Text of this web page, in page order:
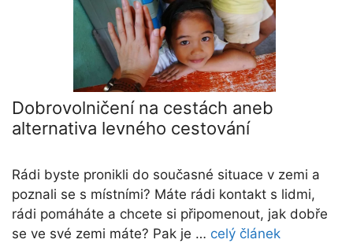
Dobrovolničení na cestách aneb
alternativa levného cestování
Rádi byste pronikli do současné situace v zemi a
poznali se s místními? Máte rádi kontakt s lidmi,
rádi pomáháte a chcete si připomenout, jak dobře
se ve své zemi máte? Pak je … celý článek